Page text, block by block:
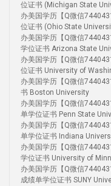
位证书 (Michigan State
办美国学历【Q微信
位证书 (Ohio State
办美国学历【Q微信
学位证书 Arizona State
办美国学历【Q微信
位证书 University of
办美国学历【Q微信
书 Boston University
办美国学历【Q微信
单学位证书 Penn State
办美国学历【Q微信
单学位证书 Indiana
办美国学历【Q微信
学位证书 University of
办美国学历【Q微信
成绩单学位证书 SUNY